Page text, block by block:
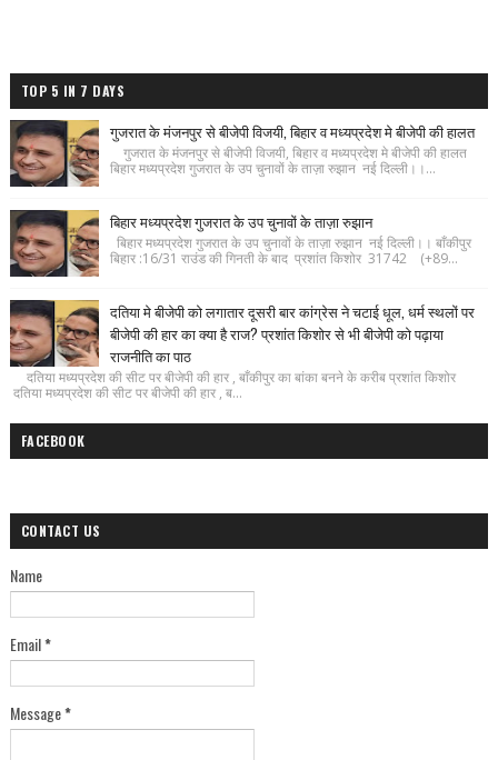
TOP 5 IN 7 DAYS
गुजरात के मंजनपुर से बीजेपी विजयी, बिहार व मध्यप्रदेश मे बीजेपी की हालत
गुजरात के मंजनपुर से बीजेपी विजयी, बिहार व मध्यप्रदेश मे बीजेपी की हालत
बिहार मध्यप्रदेश गुजरात के उप चुनावों के ताज़ा रुझान नई दिल्ली।।...
बिहार मध्यप्रदेश गुजरात के उप चुनावों के ताज़ा रुझान
बिहार मध्यप्रदेश गुजरात के उप चुनावों के ताज़ा रुझान नई दिल्ली।। बाँकीपुर
बिहार :16/31 राउंड की गिनती के बाद प्रशांत किशोर 31742 (+89...
दतिया मे बीजेपी को लगातार दूसरी बार कांग्रेस ने चटाई धूल, धर्म स्थलों पर
बीजेपी की हार का क्या है राज? प्रशांत किशोर से भी बीजेपी को पढ़ाया
राजनीति का पाठ
दतिया मध्यप्रदेश की सीट पर बीजेपी की हार , बाँकीपुर का बांका बनने के करीब प्रशांत किशोर
दतिया मध्यप्रदेश की सीट पर बीजेपी की हार , ब...
FACEBOOK
CONTACT US
Name
Email*
Message*